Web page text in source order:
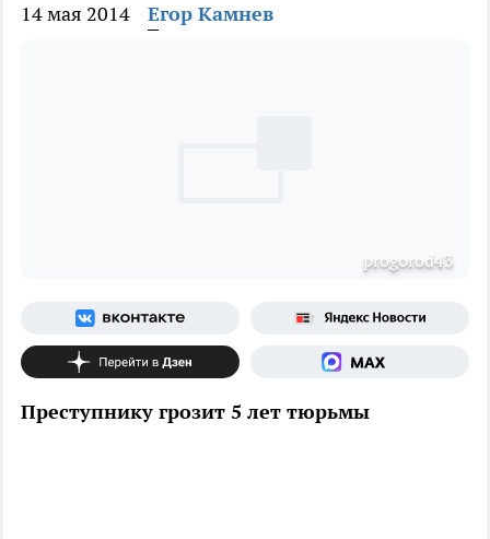
14 мая 2014 Егор Камнев
progorod43
Преступнику грозит 5 лет тюрьмы